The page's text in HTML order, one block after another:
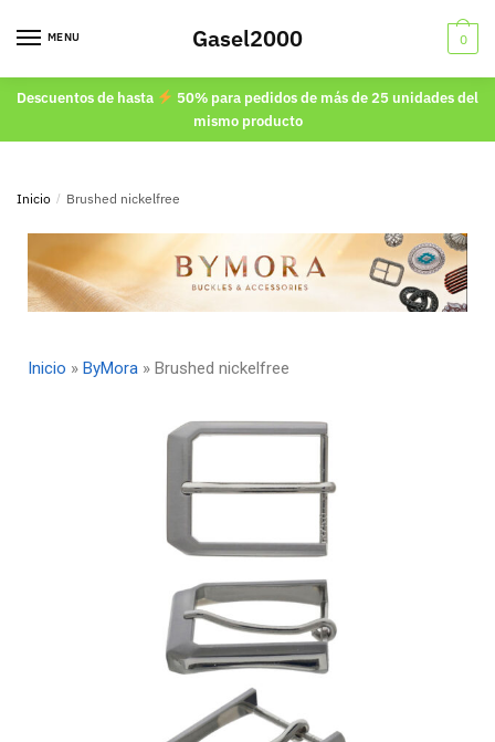
MENU Gasel2000 0
Descuentos de hasta
50% para pedidos de más de 25 unidades del
mismo producto
Inicio / Brushed nickelfree
Inicio » ByMora » Brushed nickelfree